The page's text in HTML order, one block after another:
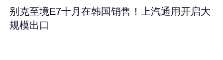
别克至境E7十月在韩国销售！上汽通用开启大
规模出口